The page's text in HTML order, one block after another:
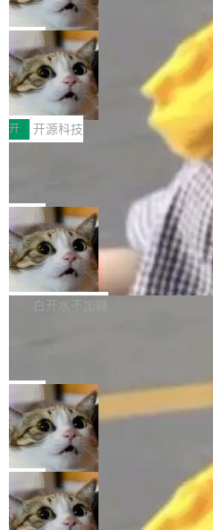
（<a href="https://
bug.cgi?id=204...
orkers 跑了十年 Isolate。用 CEO
nce 的话说：「我们一生都在用
码，而 AI Agent 不需要容器，它
late。」 容器为什么不合适 容器的
和销毁都太重了。一个 Agent 要执
只需要几毫秒的 CPU 时间，但容
就绪要花数秒。如果未来有十...
诉讼，称“Apple is getting this
g”
上个月，苹果一纸诉状把 OpenAI
控其挖角苹果前员工并窃取商业秘
状把 OpenAI 描述成一个系统性地
人、套取机密信息的对手。
函，也没选择庭外沉默。它在官网
文，标题只有六个字：Apple is
ng。 然后，它把邮件往来和
录全贴了出来。 他发错人了 苹果
iel Gross 来自 Weil 律所，2 月
给 OpenAI 总法律顾问 Che
件，附了一封长信，要求 OpenAI
果员工带走机密信...
局
HUAWEI MatePad Edge上架
ddy鸿蒙PC版，说话就能干活
搭子
全能AI工作台WorkBuddy鸿蒙PC
I MatePad Edge应用市场，直接下
用，与鸿蒙电脑上的体验一致。值
这是目前市面上唯一支持平板接入
C版的产品，搭载“人机双写”重磅
你的，AI写AI的，同屏协作互不干
AI帮你干活，现在开启全新体验！
体验WorkBuddy鸿蒙PC版前，请
atePad Edge 升级至 HarmonyOS
P9 patch03及以上版本。 *升级路
开 开源科技
FFmpeg 9.0 发布：代号“Lei”
全球知名开源多媒体框架 FFmpeg
布了 9.0 版本。这个版本除了带来
处理能力和硬件加速支持之外，还
处：FFmpeg 9.0 的代号是“Lei”。
来自中国开发者雷霄骅（Lei
很多中国音视频开发者而言，这个
“启蒙老师”。 而今年，恰好是雷霄
年。FFmpeg 社区最终选择用一个
字，留下了这份纪念。 雷霄骅曾是
数字电视技术方向的博士生，长期
频技...
局
亚马逊成本失控：AI 写代码烧掉
万元，超预算 860%
外媒近日曝光了亚马逊的多份内部
导致公司在多个项目上超支。《金
编写程序，目标是完成电商平台作
列表的数据匹配 —— 一项常规的数
务，最终却产生了 180 万美元的账
超出原定预算 860%。 更令人意外
最终并未成功落地，而高额算力消
达 5 个月，公司直到财务对账时才
意味着一个无人看管的 AI 程序，
白开水不加糖
e CEO Clément Delangue 在
没有拐弯抹角。他说中国正在赢得
且按目前的速度，中国 AI 工具预计
2027 年就能追上美国前沿实验室
ngue 把原因归结为一件事：开放
AI 开发者在一个共享和协作的生态
而美国模型厂商在"闭门造车"。他
局
当 AI agent 把源码变成了最好的
统，开发者工具必须开源
五年前，David Crawshaw 问过很
一个问题：你写过什么给自己用的
乎都是没有。工程师们整天用别人
序给别人用。偶尔有人自己写个博
局
DeepSeek Harness 宣布内测